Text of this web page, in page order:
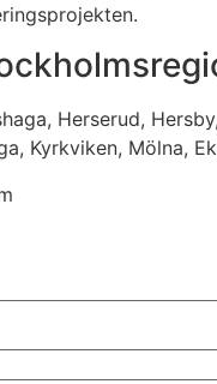
Herserud,
Kyrkviken, Mölna,